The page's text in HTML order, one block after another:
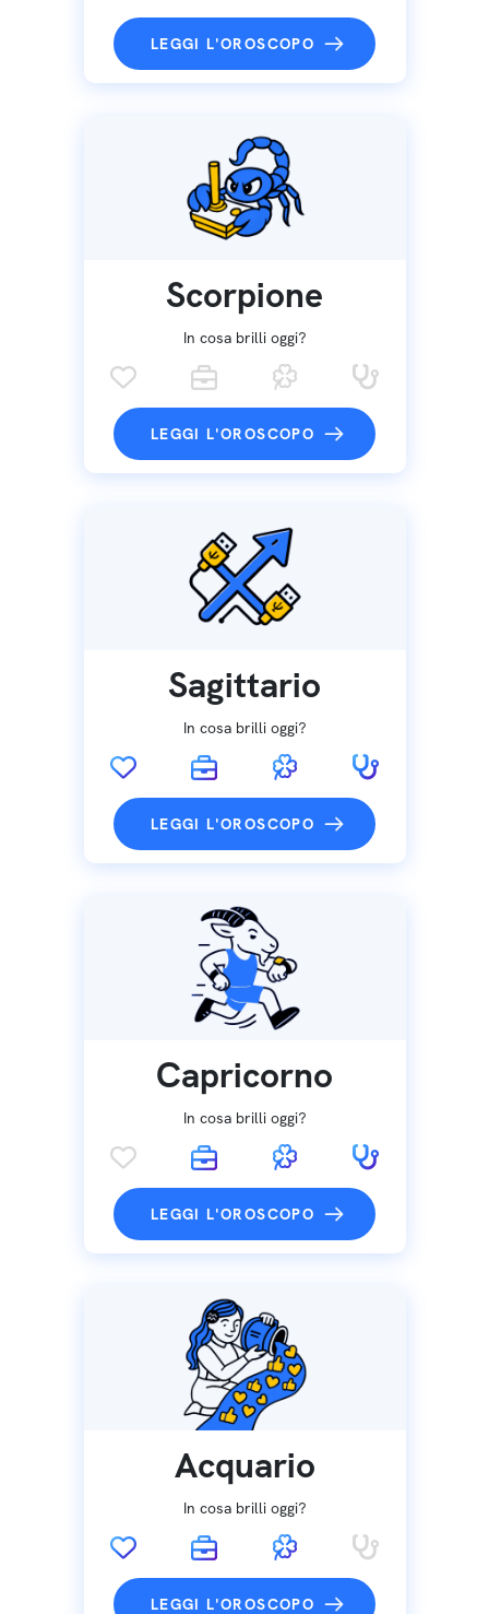
LEGGI L'OROSCOPO
Scorpione
In cosa brilli oggi?
LEGGI L'OROSCOPO
Sagittario
In cosa brilli oggi?
LEGGI L'OROSCOPO
Capricorno
In cosa brilli oggi?
LEGGI L'OROSCOPO
Acquario
In cosa brilli oggi?
LEGGI L'OROSCOPO